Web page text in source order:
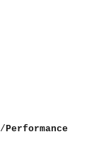
/Performance